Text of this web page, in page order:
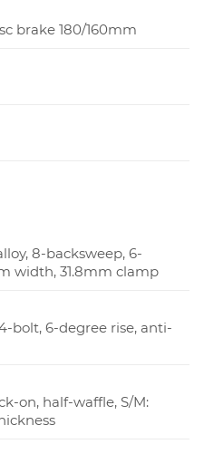
brake 180/160mm
8-backsweep, 6-
width, 31.8mm clamp
bolt, 6-degree rise, anti-
on, half-waffle, S/M: